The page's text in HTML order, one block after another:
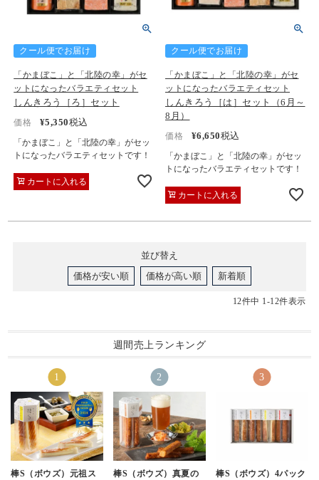
クール便でお届け
「かまぼこ」と「北陸の幸」がセ
ットになったバラエティセット
しんきろう［ろ］セット
価格 ¥5,350税込
「かまぼこ」と「北陸の幸」がセッ
トになったバラエティセットです！
カートに入れる
クール便でお届け
「かまぼこ」と「北陸の幸」がセ
ットになったバラエティセット
しんきろう［は］セット（6月～
8月）
価格 ¥6,650税込
「かまぼこ」と「北陸の幸」がセッ
トになったバラエティセットです！
カートに入れる
並び替え
価格が安い順
価格が高い順 新着順
12件中 1-12件表示
週間売上ランキング
棒S（ボウズ）元祖ス
棒S（ボウズ）真夏の
棒S（ボウズ）4パック